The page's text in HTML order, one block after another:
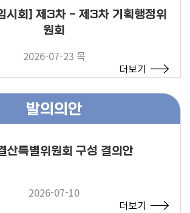
회] 제3차 - 제3차 기획행정위
원회
2026-07-23 목
더보기
발의의안
산특별위원회 구성 결의안
2026-07-10
더보기